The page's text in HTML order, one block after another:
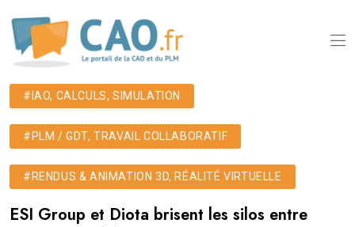
#IAO, CALCULS, SIMULATION
#PLM / GDT, TRAVAIL COLLABORATIF
#RENDUS & ANIMATION 3D, RÉALITÉ VIRTUELLE
ESI Group et Diota brisent les silos entre